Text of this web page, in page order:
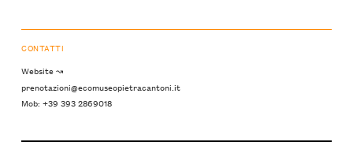
CONTATTI
Website ↝
prenotazioni@ecomuseopietracantoni.it
Mob: +39 393 2869018